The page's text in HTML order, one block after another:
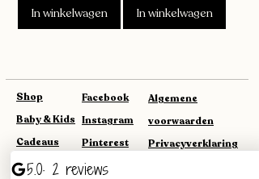
In winkelwagen In winkelwagen
Shop
Baby & Kids
Cadeaus
Seizoen &
Facebook
Instagram
Pinterest
Algemene
voorwaarden
Privacyverklaring